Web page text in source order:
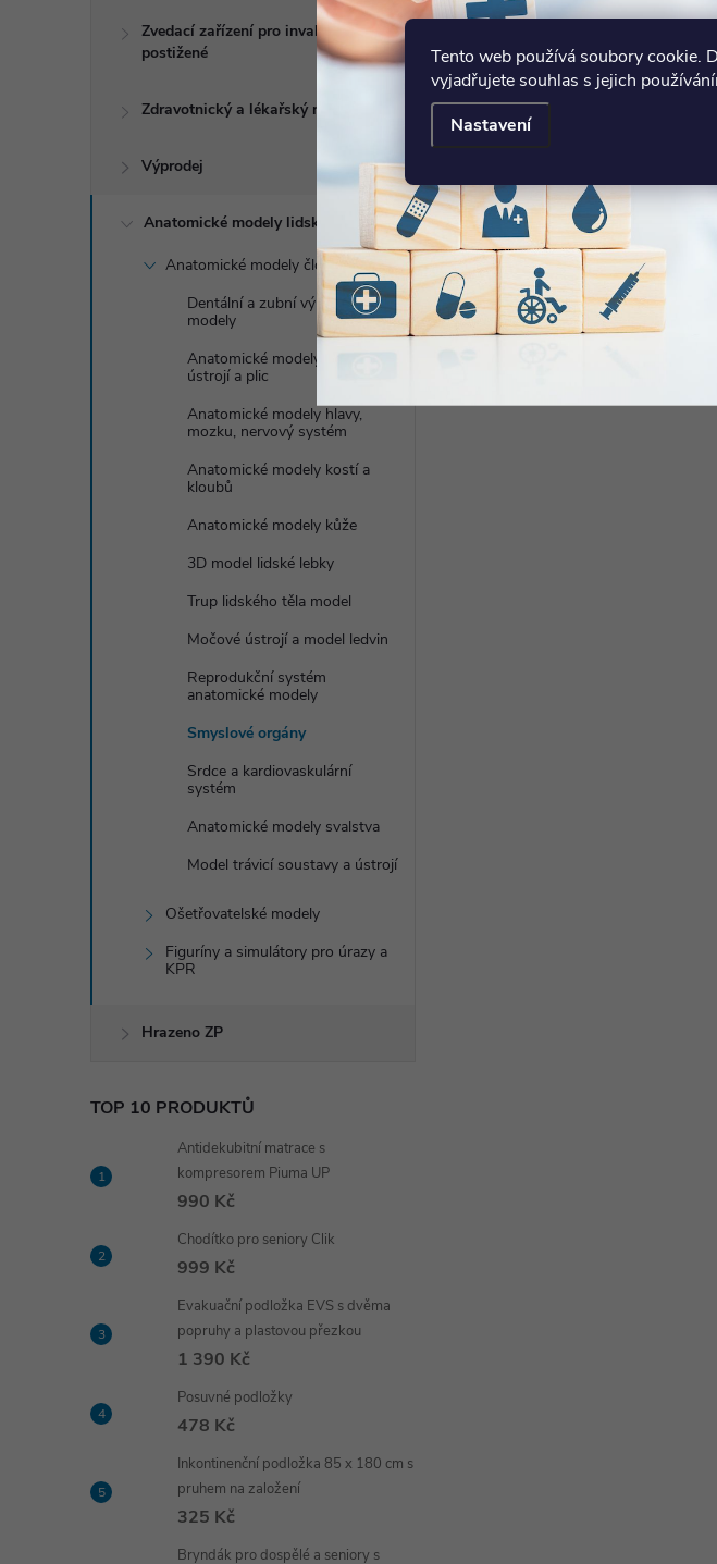
Tento web používá soubory cookie.
vyjadřujete souhlas s jejich
Nastavení
Zvedací zařízení pro invalidy a
postižené
Zdravotnický a lékařský nábytek
Výprodej
Anatomické modely lidského těla
Anatomické modely člověka
Dentální a zubní výukové
modely
Anatomické modely dýchací
ústrojí a plic
Anatomické modely hlavy,
mozku, nervový systém
Anatomické modely kostí a
kloubů
Anatomické modely kůže
3D model lidské lebky
Trup lidského těla model
Močové ústrojí a model ledvin
Reprodukční systém
anatomické modely
Smyslové orgány
Srdce a kardiovaskulární
systém
Anatomické modely svalstva
Model trávicí soustavy a ústrojí
Ošetřovatelské modely
Figuríny a simulátory pro úrazy a
KPR
Hrazeno ZP
TOP 10 PRODUKTŮ
Antidekubitní matrace s
kompresorem Piuma UP
990 Kč
Chodítko pro seniory Clik
999 Kč
Evakuační podložka EVS s dvěma
popruhy a plastovou přezkou
1 390 Kč
Posuvné podložky
478 Kč
Inkontinenční podložka 85 x 180 cm s
pruhem na založení
325 Kč
Bryndák pro dospělé a seniory s